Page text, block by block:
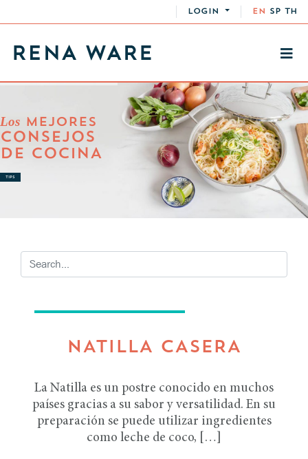
LOGIN EN SP TH
Los MEJORES
CONSEJOS
DE COCINA
TIPS
NATILLA CASERA
La Natilla es un postre conocido en muchos
países gracias a su sabor y versatilidad. En su
preparación se puede utilizar ingredientes
como leche de coco, […]